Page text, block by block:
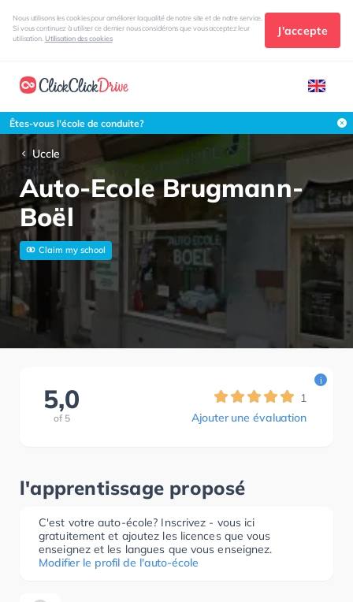
Nous utilisons les cookies pour améliorer la qualité de notre site et de notre service.
Si vous continuez à utiliser ce dernier nous considérons que vous acceptez leur
utilisation. Utilisation des cookies
J'accepte
Êtes-vous l'école de conduite?
Uccle
Auto-Ecole Brugmann-
Boël
Claim my school
5,0
of 5
1
Ajouter une évaluation
i
l'apprentissage proposé
C'est votre auto-école? Inscrivez - vous ici
gratuitement et ajoutez les licences que vous
enseignez et les langues que vous enseignez.
Modifier le profil de l'auto-école